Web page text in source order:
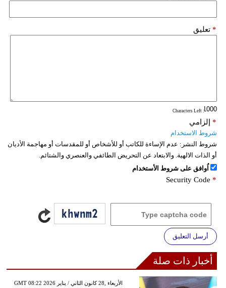
تعليق *
: Characters Left
إلزامي *
شروط الاستخدام
شروط النشر: عدم الإساءة للكاتب أو للأشخاص أو للمقدسات أو مهاجمة الأديان
أو الذات الالهية. والابتعاد عن التحريض الطائفي والعنصري والشتائم.
اُوافق على شروط الأستخدام
Security Code *
أرسل التعليق
أخبار ذات صلة
GMT 08:22 2026 الأربعاء ,28 كانون الثاني / يناير